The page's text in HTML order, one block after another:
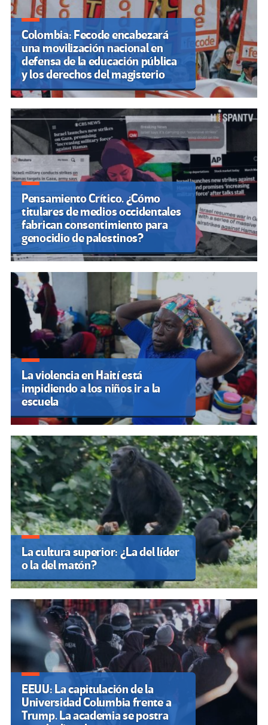
Colombia: Fecode encabezará
una movilización nacional en
defensa de la educación pública
y los derechos del magisterio
Pensamiento Crítico. ¿Cómo
titulares de medios occidentales
fabrican consentimiento para
genocidio de palestinos?
La violencia en Haití está
impidiendo a los niños ir a la
escuela
La cultura superior: ¿La del líder
o la del matón?
EEUU: La capitulación de la
Universidad Columbia frente a
Trump. La academia se postra